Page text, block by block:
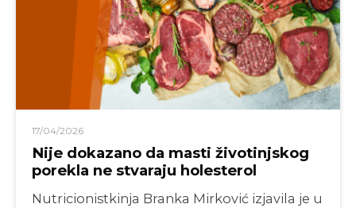
17/04/2026
Nije dokazano da masti životinjskog
porekla ne stvaraju holesterol
Nutricionistkinja Branka Mirković izjavila je u